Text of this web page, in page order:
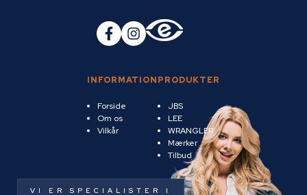
INFORMATION
Forside
Om os
Vilkår
PRODUKTER
JBS
LEE
WRANGLER
Mærker
Tilbud
VI ER SPECIALISTER I